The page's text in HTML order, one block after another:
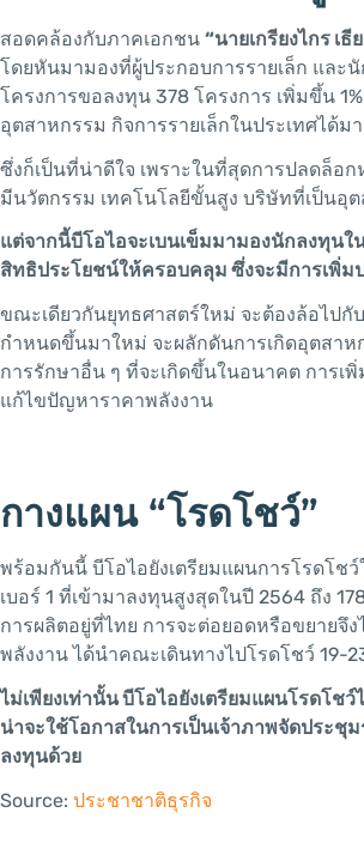
สอดคล้องกับภาคเอกชน “นายเกรียงไกร เธี
โดยหันมามองที่ผู้ประกอบการรายเล็ก และ
โครงการขอลงทุน 378 โครงการ เพิ่มขึ้น
อุตสาหกรรม กิจการรายเล็กในประเทศได้
ซึ่งก็เป็นที่น่าดีใจ เพราะในที่สุดการปลดล็อ
มีนวัตกรรม เทคโนโลยีขั้นสูง บริษัทที่เป็นอุ
แต่จากนี้บีโอไอจะเบนเข็มมามองนักลงทุน
สิทธิประโยชน์ให้ครอบคลุม ซึ่งจะมีการเพิ่ม
ขณะเดียวกันยุทธศาสตร์ใหม่ จะต้องล้อไปกั
กำหนดขึ้นมาใหม่ จะผลักดันการเกิดอุตสาห
การรักษาอื่น ๆ ที่จะเกิดขึ้นในอนาคต การเ
แก้ไขปัญหาราคาพลังงาน
กางแผน “โรดโชว์”
พร้อมกันนี้ บีโอไอยังเตรียมแผนการโรดโช
เบอร์ 1 ที่เข้ามาลงทุนสูงสุดในปี 2564 ถึง
การผลิตอยู่ที่ไทย การจะต่อยอดหรือขยายจึง
พลังงาน ได้นำคณะเดินทางไปโรดโชว์ 19-
ไม่เพียงเท่านั้น บีโอไอยังเตรียมแผนโรดโช
น่าจะใช้โอกาสในการเป็นเจ้าภาพจัดประชุ
ลงทุนด้วย
Source: ประชาชาติธุรกิจ